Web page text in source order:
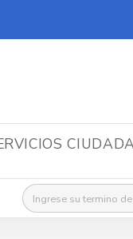
Buscar: